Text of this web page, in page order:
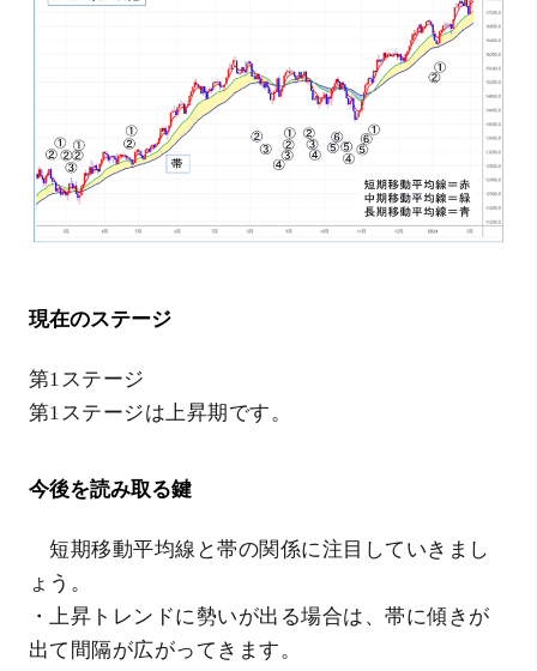
現在のステージ
第1ステージ
第1ステージは上昇期です。
今後を読み取る鍵
短期移動平均線と帯の関係に注目していきまし
ょう。
・上昇トレンドに勢いが出る場合は、帯に傾きが
出て間隔が広がってきます。